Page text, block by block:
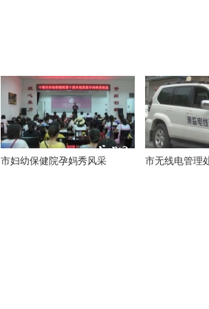
市妇幼保健院孕妈秀风采